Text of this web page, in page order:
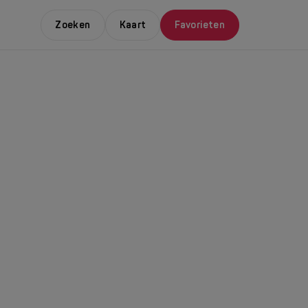
Zoeken Kaart Favorieten